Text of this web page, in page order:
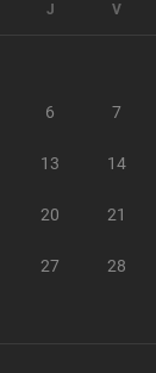
J V
6 7
13 14
20 21
27 28